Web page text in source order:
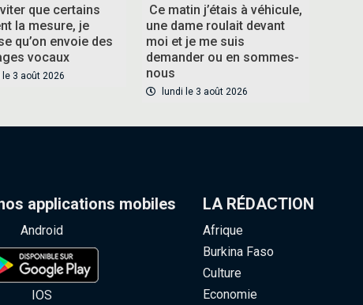
que certains
la mesure, je
qu’on envoie des
vocaux
le 3 août 2026
Ce matin j’étais à véhicule,
une dame roulait devant
moi et je me suis
demander ou en sommes-
nous
lundi le 3 août 2026
applications mobiles
Android
IOS
LA RÉDACTION
Afrique
Burkina Faso
Culture
Economie